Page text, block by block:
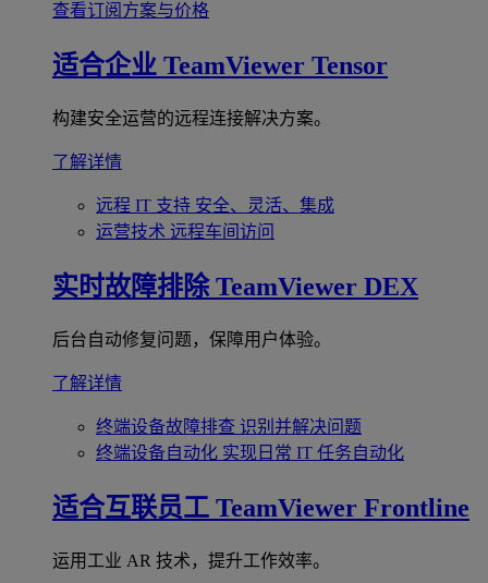
查看订阅方案与价格
适合企业 TeamViewer Tensor
构建安全运营的远程连接解决方案。
了解详情
远程 IT 支持 安全、灵活、集成
运营技术 远程车间访问
实时故障排除 TeamViewer DEX
后台自动修复问题，保障用户体验。
了解详情
终端设备故障排查 识别并解决问题
终端设备自动化 实现日常 IT 任务自动化
适合互联员工 TeamViewer Frontline
运用工业 AR 技术，提升工作效率。